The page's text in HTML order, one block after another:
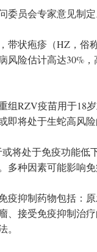
委员会专家意见制
带状疱疹（HZ，俗
风险估计高达30%
组RZV疫苗用于18
即将处于生蛇高风
将处于免疫功能低
多种因素可能影响
疫抑制药物包括：
、接受免疫抑制治